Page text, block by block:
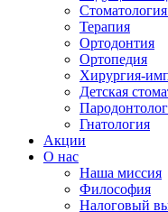
Терапия
Ортодонтия
Ортопедия
Хирургия-
Детская
Гнатология
Акции
О нас
Наша миссия
Философия
Налоговый